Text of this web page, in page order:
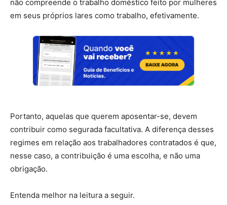
não compreende o trabalho doméstico feito por mulheres
em seus próprios lares como trabalho, efetivamente.
Portanto, aquelas que querem aposentar-se, devem
contribuir como segurada facultativa. A diferença desses
regimes em relação aos trabalhadores contratados é que,
nesse caso, a contribuição é uma escolha, e não uma
obrigação.
Entenda melhor na leitura a seguir.